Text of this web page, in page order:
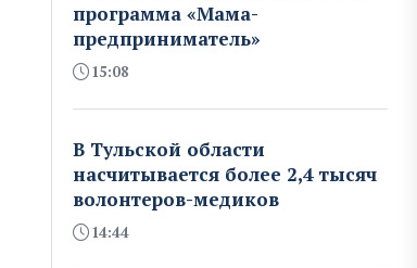
программа «Мама-
предприниматель»
15:08
В Тульской области
насчитывается более 2,4 тысяч
волонтеров-медиков
14:44